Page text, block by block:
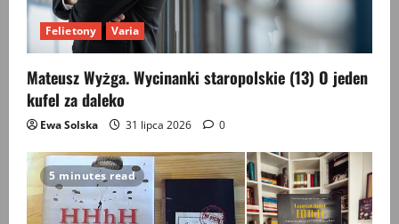
Felietony Varia
Mateusz Wyżga. Wycinanki staropolskie (13) O jeden
kufel za daleko
Ewa Solska 31 lipca 2026 0
5 minutes read